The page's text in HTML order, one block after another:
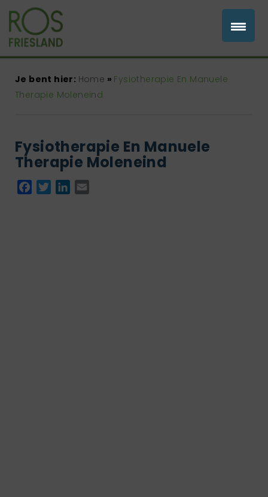
Je bent hier: Home » Fysiotherapie En Manuele
Therapie Moleneind
Fysiotherapie En Manuele
Therapie Moleneind
Facebook
TwitterLinkedIn